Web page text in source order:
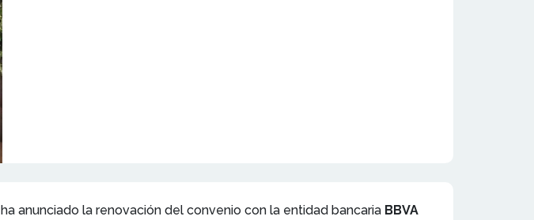
ha anunciado la renovación del convenio con la entidad bancaria BBVA